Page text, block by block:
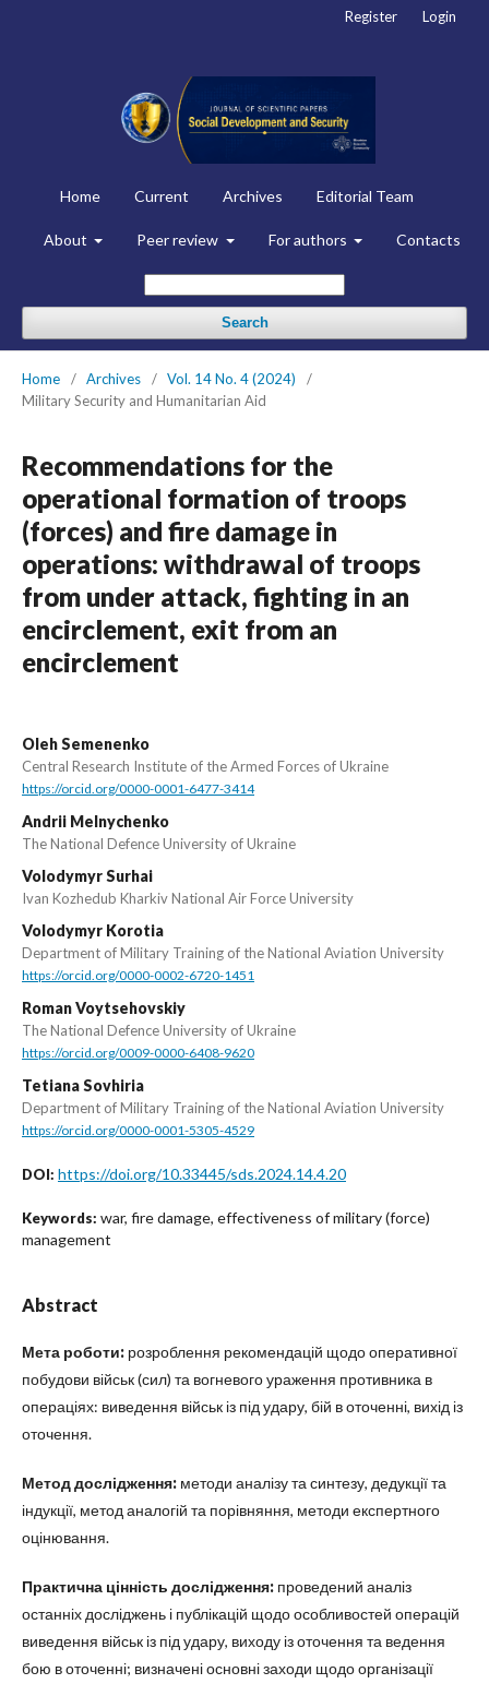
Home Current Archives Editorial Team
About Peer review For authors Contacts
Search
Register Login
Home / Archives / Vol. 14 No. 4 (2024)
/
Military Security and Humanitarian Aid
Recommendations for the
operational formation of troops
(forces) and fire damage in
operations: withdrawal of troops
from under attack, fighting in an
encirclement, exit from an
encirclement
Oleh Semenenko
Central Research Institute of the Armed Forces of Ukraine
https://orcid.org/0000-0001-6477-3414
Andrii Melnychenko
The National Defence University of Ukraine
Volodymyr Surhai
Ivan Kozhedub Kharkiv National Air Force University
Volodymyr Korotia
Department of Military Training of the National Aviation University
https://orcid.org/0000-0002-6720-1451
Roman Voytsehovskiy
The National Defence University of Ukraine
https://orcid.org/0009-0000-6408-9620
Tetiana Sovhiria
Department of Military Training of the National Aviation University
https://orcid.org/0000-0001-5305-4529
DOI: https://doi.org/10.33445/sds.2024.14.4.20
Keywords: war, fire damage, effectiveness of military (force)
management
Abstract
Мета роботи: розроблення рекомендацій щодо оперативної
побудови військ (сил) та вогневого ураження противника в
операціях: виведення військ із під удару, бій в оточенні, вихід із
оточення.
Метод дослідження: методи аналізу та синтезу, дедукції та
індукції, метод аналогій та порівняння, методи експертного
оцінювання.
Практична цінність дослідження: проведений аналіз
останніх досліджень і публікацій щодо особливостей операцій
виведення військ із під удару, виходу із оточення та ведення
бою в оточенні; визначені основні заходи щодо організації